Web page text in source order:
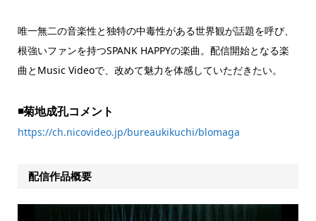
唯一無二の音楽性と独特の中毒性がある世界観が話題を呼び、
根強いファンを持つSPANK HAPPYの楽曲。配信開始となる楽
曲とMusic Videoで、改めて魅力を体感していただきたい。
◾️菊地成孔コメント
https://ch.nicovideo.jp/bureaukikuchi/blomaga
配信作品概要